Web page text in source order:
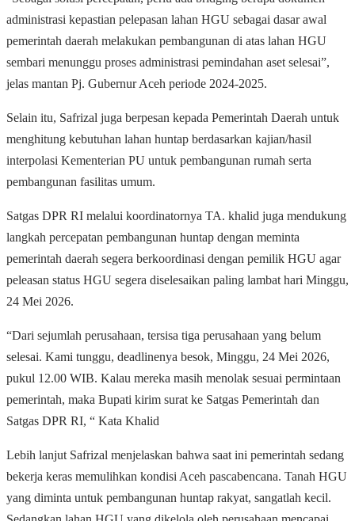
administrasi kepastian pelepasan lahan HGU sebagai dasar awal
pemerintah daerah melakukan pembangunan di atas lahan HGU
sembari menunggu proses administrasi pemindahan aset selesai”,
jelas mantan Pj. Gubernur Aceh periode 2024-2025.
Selain itu, Safrizal juga berpesan kepada Pemerintah Daerah untuk
menghitung kebutuhan lahan huntap berdasarkan kajian/hasil
interpolasi Kementerian PU untuk pembangunan rumah serta
pembangunan fasilitas umum.
Satgas DPR RI melalui koordinatornya TA. khalid juga mendukung
langkah percepatan pembangunan huntap dengan meminta
pemerintah daerah segera berkoordinasi dengan pemilik HGU agar
peleasan status HGU segera diselesaikan paling lambat hari Minggu,
24 Mei 2026.
“Dari sejumlah perusahaan, tersisa tiga perusahaan yang belum
selesai. Kami tunggu, deadlinenya besok, Minggu, 24 Mei 2026,
pukul 12.00 WIB. Kalau mereka masih menolak sesuai permintaan
pemerintah, maka Bupati kirim surat ke Satgas Pemerintah dan
Satgas DPR RI, “ Kata Khalid
Lebih lanjut Safrizal menjelaskan bahwa saat ini pemerintah sedang
bekerja keras memulihkan kondisi Aceh pascabencana. Tanah HGU
yang diminta untuk pembangunan huntap rakyat, sangatlah kecil.